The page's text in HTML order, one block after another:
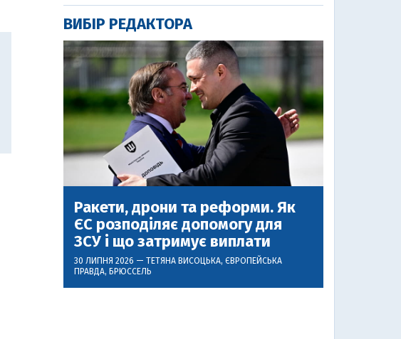
ВИБІР РЕДАКТОРА
Ракети, дрони та реформи. Як
ЄС розподіляє допомогу для
ЗСУ і що затримує виплати
30 ЛИПНЯ 2026 — ТЕТЯНА ВИСОЦЬКА, ЄВРОПЕЙСЬКА
ПРАВДА, БРЮССЕЛЬ